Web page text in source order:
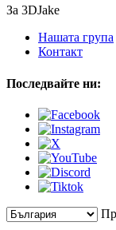
За 3DJake
Нашата група
Контакт
Последвайте ни: